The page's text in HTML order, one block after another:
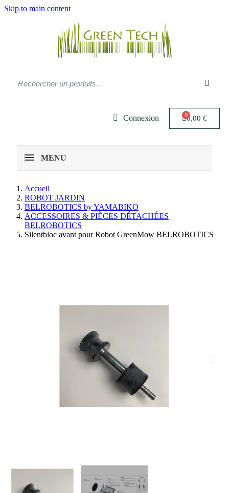
Skip to main content
Connexion 0,00 €
MENU
Accueil
ROBOT JARDIN
BELROBOTICS by YAMABIKO
ACCESSOIRES & PIÈCES DÉTACHÉES
BELROBOTICS
Silentbloc avant pour Robot GreenMow BELROBOTICS